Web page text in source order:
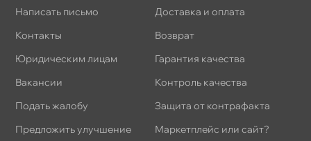
Написать письмо
Контакты
Юридическим лицам
акансии
Подать жалобу
Предложить улучшение
Доставка и оплата
озврат
Гарантия качества
Контроль качества
Защита от контрафакта
Маркетплейс или сайт?